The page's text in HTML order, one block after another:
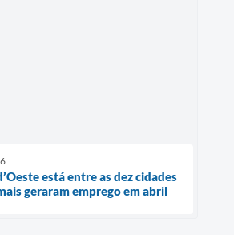
está entre as dez cidades
geraram emprego em abril